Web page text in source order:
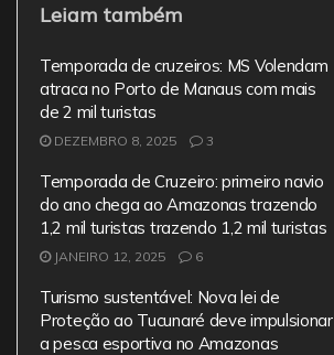
c
e
b
o
k
itt
er
ai
l
s
A
p
gr
a
Leiam também
Temporada de cruzeiros: MS Volendam
atraca no Porto de Manaus com mais
de 2 mil turistas
DEZEMBRO 8, 2025 3
Temporada de Cruzeiro: primeiro navio
do ano chega ao Amazonas trazendo
1,2 mil turistas trazendo 1,2 mil turistas
JANEIRO 12, 2025 6
Turismo sustentável: Nova lei de
Proteção ao Tucunaré deve impulsionar
a pesca esportiva no Amazonas